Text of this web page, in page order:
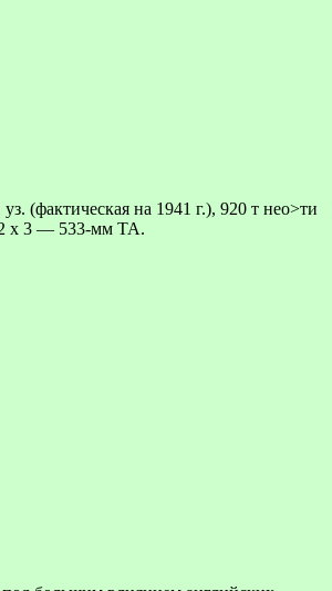
(фактическая на 1941 г.), 920 т нео>ти
2 х 3 — 533-мм ТА.